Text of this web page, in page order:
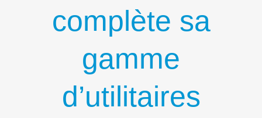
complète sa
gamme
d’utilitaires